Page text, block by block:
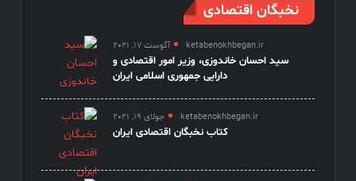
نخبگان اقتصادی
ketabenokhbegan.ir آگوست 17, 2021
سید احسان خاندوزی، وزیر امور اقتصادی و
دارایی جمهوری اسلامی ایران
ketabenokhbegan.ir جولای 19, 2021
کتاب نخبگان اقتصادی ایران